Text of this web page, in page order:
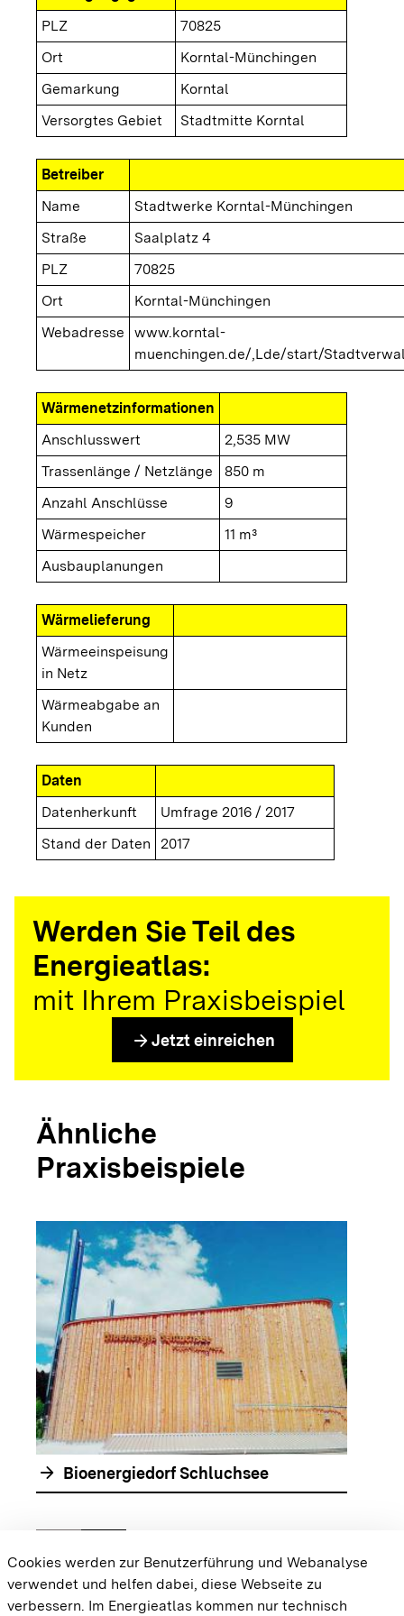
PLZ
70825
Ort
Korntal-Münchingen
Gemarkung
Korntal
Versorgtes Gebiet
Stadtmitte Korntal
Betreiber
Name
Stadtwerke Korntal-Münchingen
Straße
Saalplatz 4
PLZ
70825
Ort
Korntal-Münchingen
Webadresse
www.korntal-
muenchingen.de/,Lde/start/
Wärmenetzinformationen
Anschlusswert
2,535 MW
Trassenlänge / Netzlänge
850 m
Anzahl Anschlüsse
9
Wärmespeicher
11 m³
Ausbauplanungen
Wärmelieferung
Wärmeeinspeisung
in Netz
Wärmeabgabe an
Kunden
Daten
Datenherkunft
Umfrage 2016 / 2017
Stand der Daten
2017
Werden Sie Teil des
Energieatlas:
mit Ihrem Praxisbeispiel
arrow_forward Jetzt einreichen
Ähnliche
Praxisbeispiele
arrow_forward Bioenergiedorf Schluchsee
Zur vorhergehenden Folie springen
chevron_rightZur nächsten Folie springen
{{#displayPraxisbeispielMap}} {{{body}}}
Cookies werden zur Benutzerführung und Webanalyse
verwendet und helfen dabei, diese Webseite zu
verbessern. Im Energieatlas kommen nur technisch